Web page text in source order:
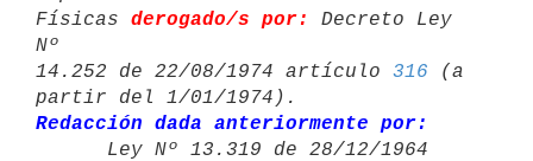
Físicas derogado/s por:
Decreto Ley
Nº
14.252 de 22/08/1974 artículo 316 (a
Redacción dada anteriormente por: